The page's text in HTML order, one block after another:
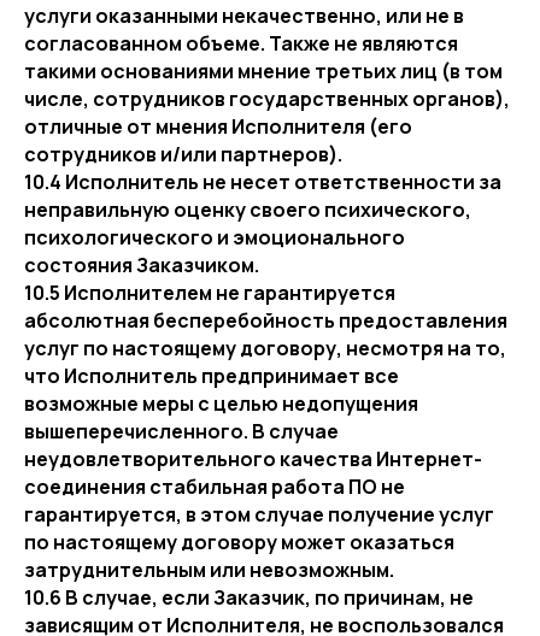
услуги оказанными некачественно, или не в
согласованном объеме. Также не являются
такими основаниями мнение третьих лиц (в том
числе, сотрудников государственных органов),
отличные от мнения Исполнителя (его
сотрудников и/или партнеров).
10.4 Исполнитель не несет ответственности за
неправильную оценку своего психического,
психологического и эмоционального
состояния Заказчиком.
10.5 Исполнителем не гарантируется
абсолютная бесперебойность предоставления
услуг по настоящему договору, несмотря на то,
что Исполнитель предпринимает все
возможные меры с целью недопущения
вышеперечисленного. В случае
неудовлетворительного качества Интернет-
соединения стабильная работа ПО не
гарантируется, в этом случае получение услуг
по настоящему договору может оказаться
затруднительным или невозможным.
10.6 В случае, если Заказчик, по причинам, не
зависящим от Исполнителя, не воспользовался